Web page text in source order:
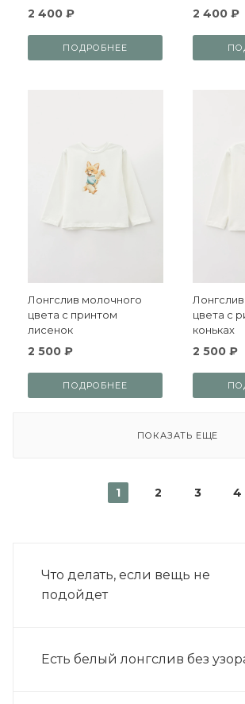
2 400 ₽
ПОДРОБНЕЕ
2 400 ₽
Лонгслив молочного
цвета с принтом
лисенок
2 500 ₽
ПОДРОБНЕЕ
цвета с
коньках
2 500 ₽
ПОКАЗАТЬ ЕЩЕ
1 2 3 4
Что делать, если вещь не
подойдет
Есть белый лонгслив без